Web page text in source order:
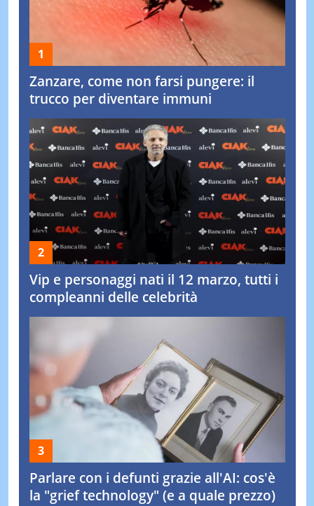
Zanzare, come non farsi pungere: il
trucco per diventare immuni
Vip e personaggi nati il 12 marzo, tutti i
compleanni delle celebrità
Parlare con i defunti grazie all'AI: cos'è
la "grief technology" (e a quale prezzo)